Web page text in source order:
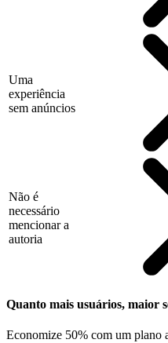
Uma
experiência
sem anúncios
Não é
necessário
mencionar a
autoria
Quanto mais usuários, maior
Economize 50% com um plano